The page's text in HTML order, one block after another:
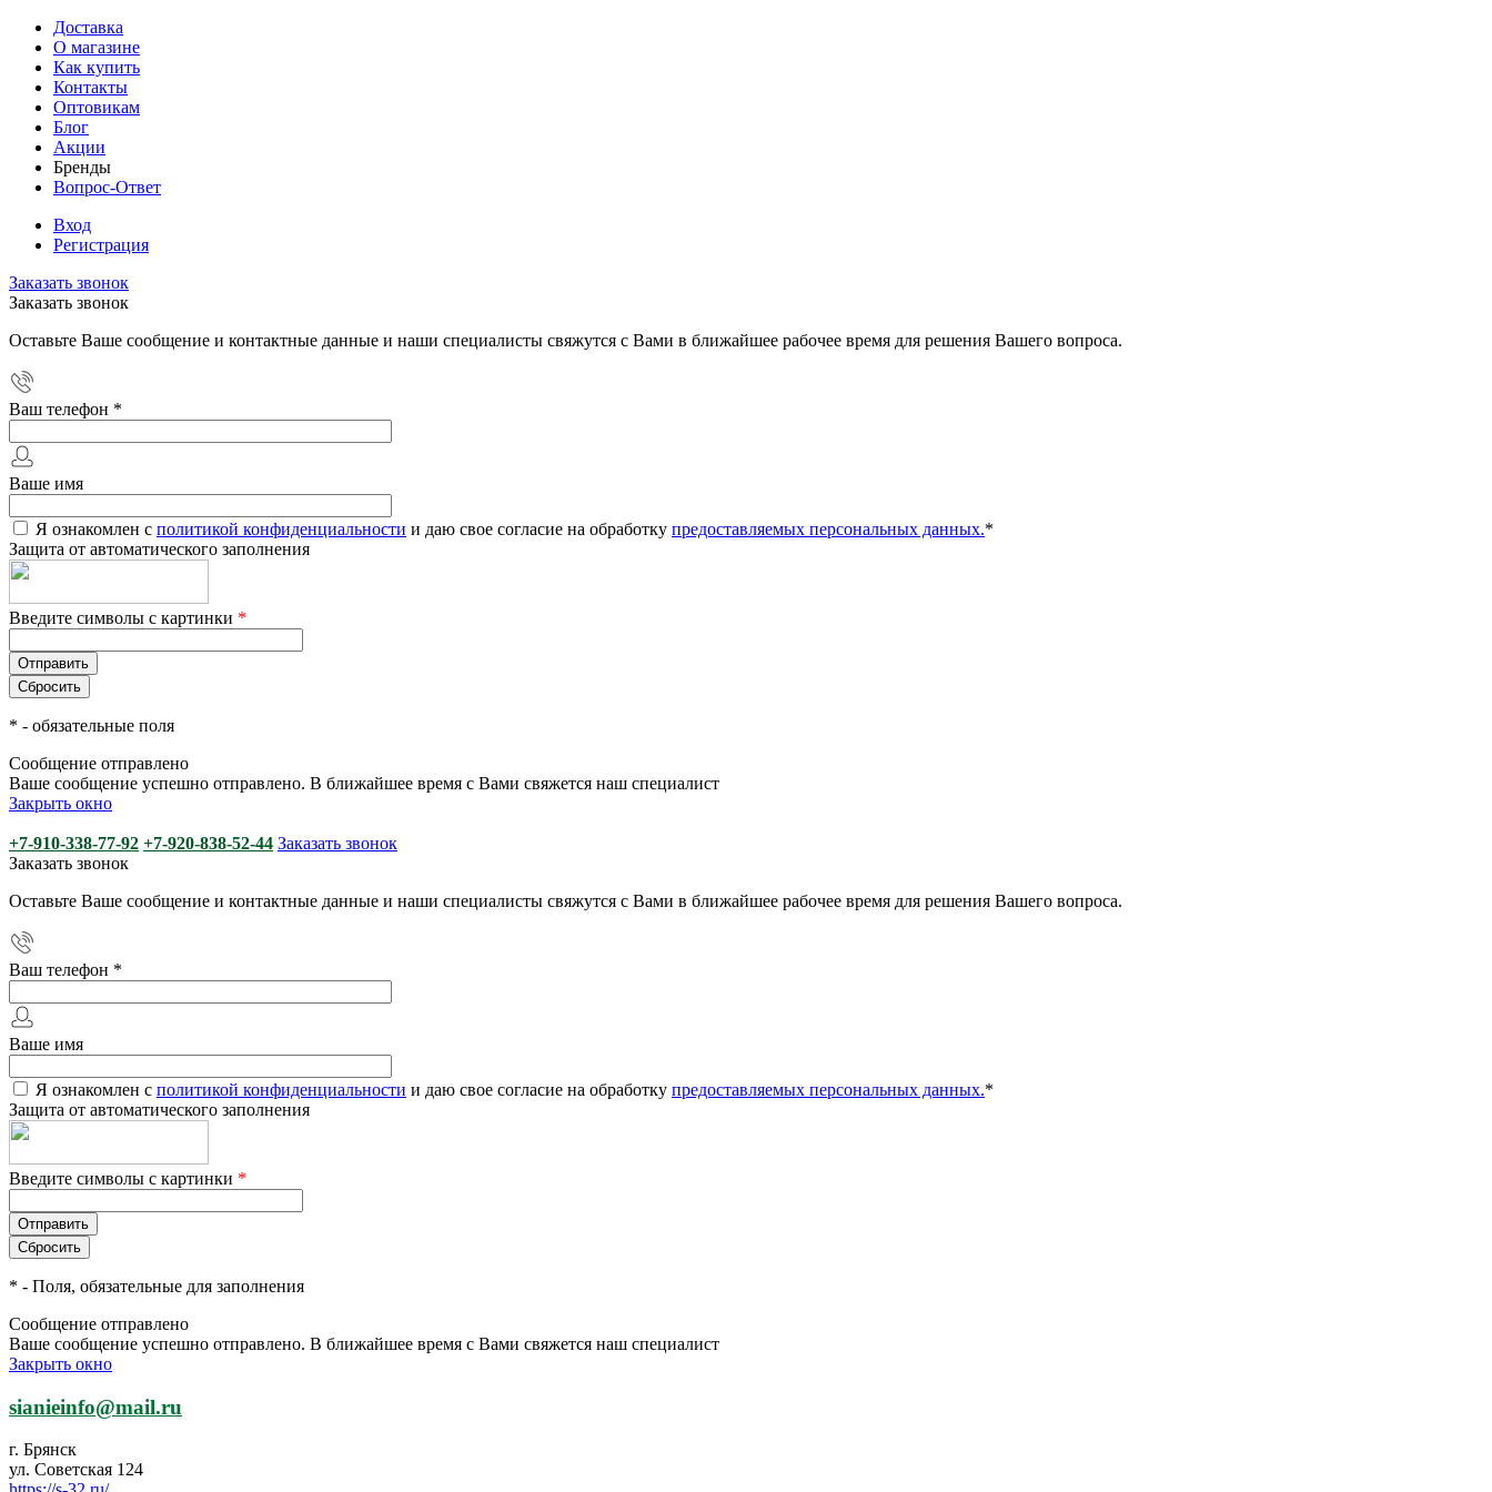
Доставка
О магазине
Как купить
Контакты
Оптовикам
Блог
Акции
Бренды
Вопрос-Ответ
Вход
Регистрация
Заказать звонок
Заказать звонок
Оставьте Ваше сообщение и контактные данные и наши специалисты свяжутся с Вами в ближайшее рабочее время для решения Вашего вопроса.
Ваш телефон *
Ваше имя
Я ознакомлен с политикой конфиденциальности и даю свое согласие на обработку предоставляемых персональных данных.*
Защита от автоматического заполнения
Введите символы с картинки *
* - обязательные поля
Сообщение отправлено
Ваше сообщение успешно отправлено. В ближайшее время с Вами свяжется наш специалист
Закрыть окно
+7-910-338-77-92 +7-920-838-52-44 Заказать звонок
Заказать звонок
Оставьте Ваше сообщение и контактные данные и наши специалисты свяжутся с Вами в ближайшее рабочее время для решения Вашего вопроса.
Ваш телефон *
Ваше имя
Я ознакомлен с политикой конфиденциальности и даю свое согласие на обработку предоставляемых персональных данных.*
Защита от автоматического заполнения
Введите символы с картинки *
* - Поля, обязательные для заполнения
Сообщение отправлено
Ваше сообщение успешно отправлено. В ближайшее время с Вами свяжется наш специалист
Закрыть окно
sianieinfo@mail.ru
г. Брянск
ул. Советская 124